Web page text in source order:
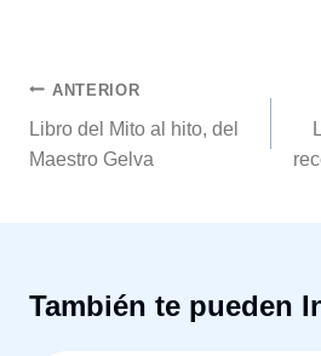
Navegación
de
entradas
ANTERIOR
Libro del Mito al hito, del
Maestro Gelva
También te pueden